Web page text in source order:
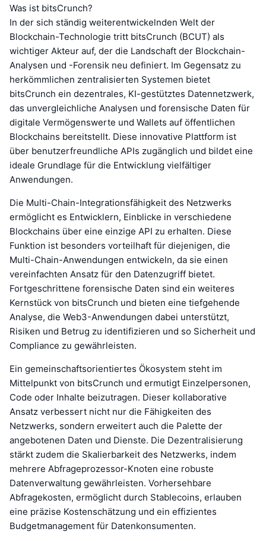
Was ist bitsCrunch?
In der sich ständig weiterentwickelnden Welt der
Blockchain-Technologie tritt bitsCrunch (BCUT) als
wichtiger Akteur auf, der die Landschaft der Blockchain-
Analysen und -Forensik neu definiert. Im Gegensatz zu
herkömmlichen zentralisierten Systemen bietet
bitsCrunch ein dezentrales, KI-gestütztes Datennetzwerk,
das unvergleichliche Analysen und forensische Daten für
digitale Vermögenswerte und Wallets auf öffentlichen
Blockchains bereitstellt. Diese innovative Plattform ist
über benutzerfreundliche APIs zugänglich und bildet eine
ideale Grundlage für die Entwicklung vielfältiger
Anwendungen.
Die Multi-Chain-Integrationsfähigkeit des Netzwerks
ermöglicht es Entwicklern, Einblicke in verschiedene
Blockchains über eine einzige API zu erhalten. Diese
Funktion ist besonders vorteilhaft für diejenigen, die
Multi-Chain-Anwendungen entwickeln, da sie einen
vereinfachten Ansatz für den Datenzugriff bietet.
Fortgeschrittene forensische Daten sind ein weiteres
Kernstück von bitsCrunch und bieten eine tiefgehende
Analyse, die Web3-Anwendungen dabei unterstützt,
Risiken und Betrug zu identifizieren und so Sicherheit und
Compliance zu gewährleisten.
Ein gemeinschaftsorientiertes Ökosystem steht im
Mittelpunkt von bitsCrunch und ermutigt Einzelpersonen,
Code oder Inhalte beizutragen. Dieser kollaborative
Ansatz verbessert nicht nur die Fähigkeiten des
Netzwerks, sondern erweitert auch die Palette der
angebotenen Daten und Dienste. Die Dezentralisierung
stärkt zudem die Skalierbarkeit des Netzwerks, indem
mehrere Abfrageprozessor-Knoten eine robuste
Datenverwaltung gewährleisten. Vorhersehbare
Abfragekosten, ermöglicht durch Stablecoins, erlauben
eine präzise Kostenschätzung und ein effizientes
Budgetmanagement für Datenkonsumenten.